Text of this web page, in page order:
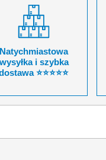
Natychmiastowa
wysyłka i szybka
⭐⭐⭐⭐⭐